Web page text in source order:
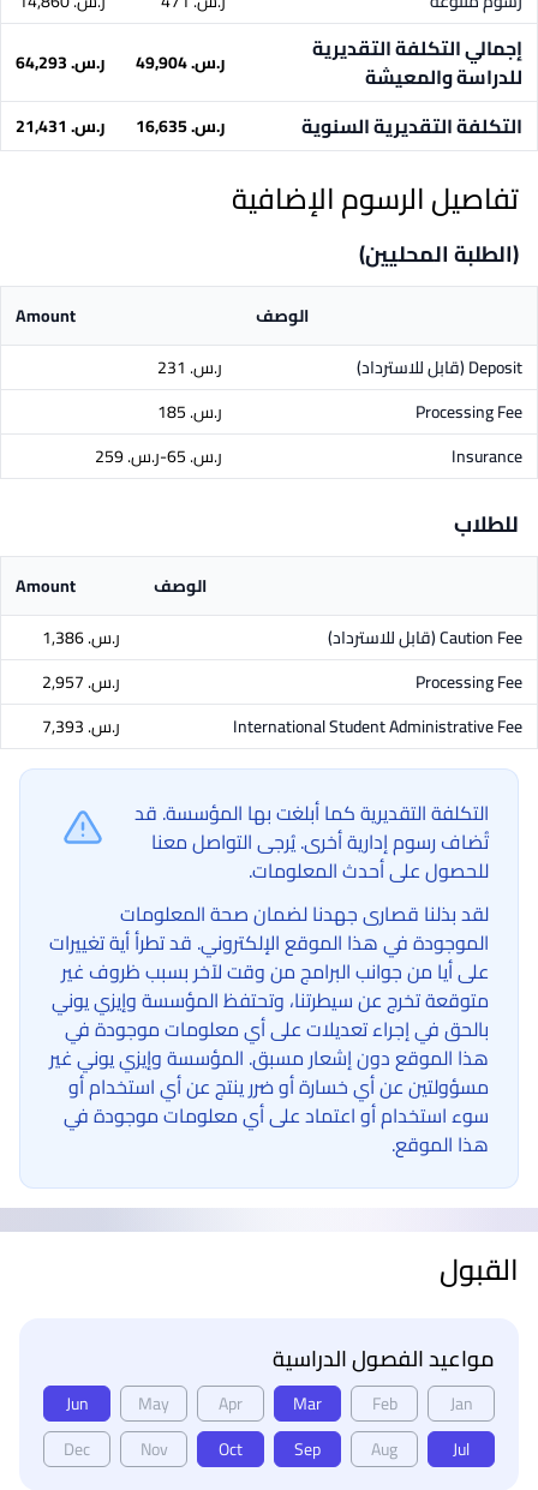
إجمالي التكلفة التقديرية
للدراسة والمعيشة
ر.س.‏ 49,904 ر.س.‏ 64,293
التكلفة التقديرية السنوية ر.س.‏ 16,635 ر.س.‏ 21,431
تفاصيل الرسوم الإضافية
(الطلبة المحليين)
الوصف
Amount
Deposit(قابل للاسترداد)
ر.س.‏ 231
Processing Fee
ر.س.‏ 185
Insurance
ر.س.‏ 65-ر.س.‏ 259
للطلاب
الوصف
Amount
Caution Fee(قابل للاسترداد)
ر.س.‏ 1,386
Processing Fee
ر.س.‏ 2,957
International Student Administrative Fee
ر.س.‏ 7,393
التكلفة التقديرية كما أبلغت بها المؤسسة. قد
تُضاف رسوم إدارية أخرى. يُرجى التواصل معنا
للحصول على أحدث المعلومات.
لقد بذلنا قصارى جهدنا لضمان صحة المعلومات
الموجودة في هذا الموقع الإلكتروني. قد تطرأ أية تغييرات
على أيا من جوانب البرامج من وقت لآخر بسبب ظروف غير
متوقعة تخرج عن سيطرتنا، وتحتفظ المؤسسة وإيزي يوني
بالحق في إجراء تعديلات على أي معلومات موجودة في
هذا الموقع دون إشعار مسبق. المؤسسة وإيزي يوني غير
مسؤولتين عن أي خسارة أو ضرر ينتج عن أي استخدام أو
سوء استخدام أو اعتماد على أي معلومات موجودة في
هذا الموقع.
القبول
مواعيد الفصول الدراسية
Jan
Feb
Mar
Apr
May
Jun
Jul
Aug
Sep
Oct
Nov
Dec